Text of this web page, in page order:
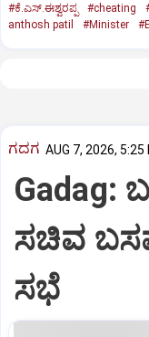
#ಕೆ.ಎಸ್‌.ಈಶ್ವರಪ್ಪ #cheating
anthosh patil
#Minister
ಗದಗ AUG 7, 2026, 5:25
Gadag:
ಸಚಿವ
ಸಭೆ